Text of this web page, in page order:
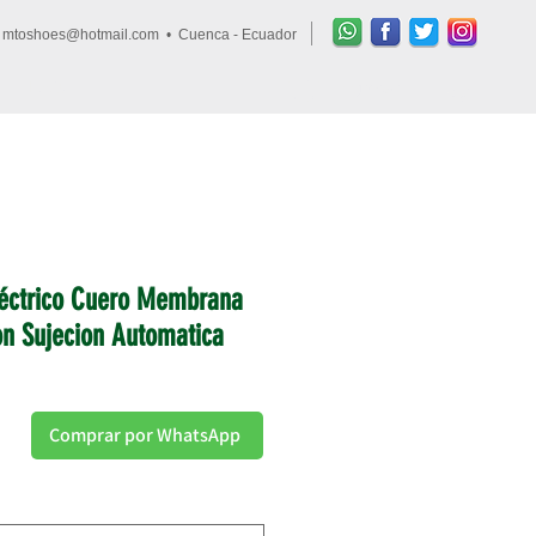
mtoshoes@hotmail.com • Cuenca - Ecuador
Cuero Membrana
Sujecion Automatica
Comprar por WhatsApp